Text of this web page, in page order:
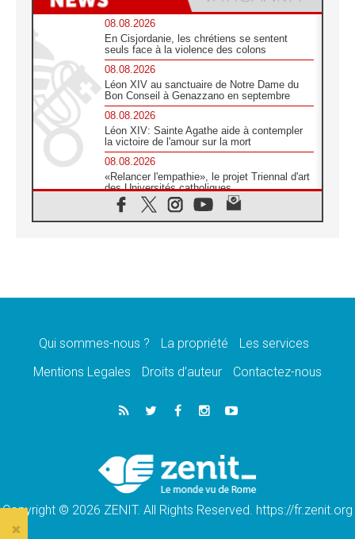
08.08.2026
En Cisjordanie, les chrétiens se sentent
seuls face à la violence des colons
08.08.2026
Léon XIV au sanctuaire de Notre Dame du
Bon Conseil à Genazzano en septembre
08.08.2026
Léon XIV: Sainte Agathe aide à contempler
la victoire de l'amour sur la mort
08.08.2026
«Relancer l'empathie», le projet Triennal d'art
des Universités catholiques
08.08.2026
Signis 2026, donner la parole aux religieuses
07.08.2026
07.08.2026
de l'Assomption et mémoire nationale
«La paix commence par l'empathie» estime
le cardinal Parolin
En Colombie, «la paix ne s'achète pas avec
une signature»
Qui sommes-nous ? La propriété
Les services
Mentions Legales
Droits d’auteur Contactez-nous
Copyright © 2026 ZENIT. All Rights Reserved. https://fr.zenit.org